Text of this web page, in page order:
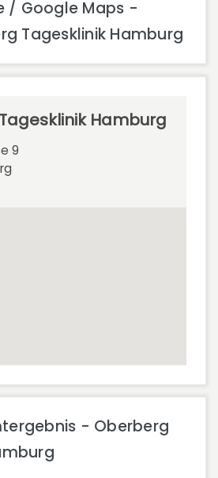
/ Google Maps -
Tagesklinik Hamburg
Hamburg
9
- Oberberg